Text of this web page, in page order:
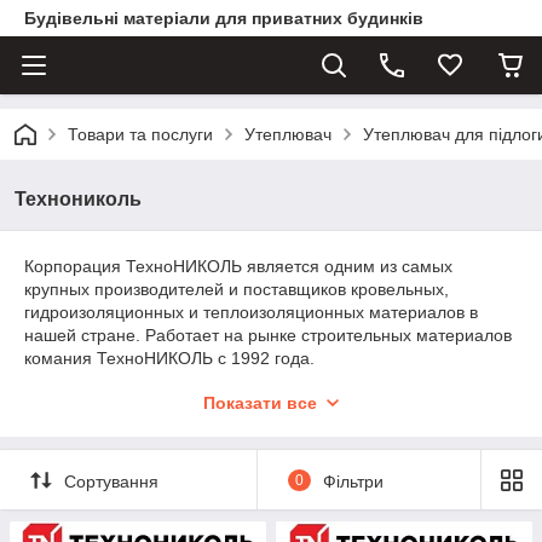
Будівельні матеріали для приватних будинків
Товари та послуги Утеплювач Утеплювач для
Технониколь
Корпорация ТехноНИКОЛЬ является одним из самых
крупных производителей и поставщиков кровельных,
гидроизоляционных и теплоизоляционных материалов в
нашей стране. Работает на рынке строительных материалов
комания ТехноНИКОЛЬ с 1992 года.
Компания имеет собственные Научные центры, а также
мастерскими.
На сегодняшний день корпорация ТехноНИКОЛЬ
насчитывает более 40 производственных площадок на
Показати все
Сортування 0 Фільтри